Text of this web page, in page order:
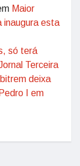
Maior
inaugura esta
só terá
Terceira
deixa
I em